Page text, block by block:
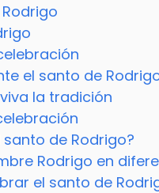
el santo de
la tradición
de Rodrigo?
Rodrigo en
el santo de